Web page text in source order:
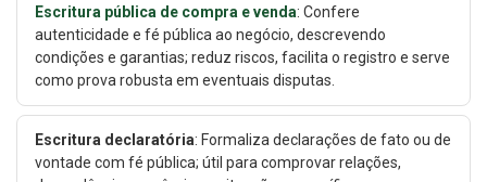
Escritura pública de compra e venda: Confere
autenticidade e fé pública ao negócio, descrevendo
condições e garantias; reduz riscos, facilita o registro e serve
como prova robusta em eventuais disputas.
Escritura declaratória: Formaliza declarações de fato ou de
vontade com fé pública; útil para comprovar relações,